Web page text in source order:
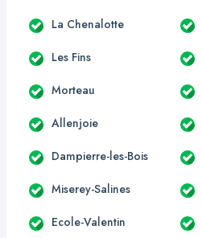
La Chenalotte
Les Fins
Morteau
Allenjoie
Dampierre-les-Bois
Miserey-Salines
Ecole-Valentin